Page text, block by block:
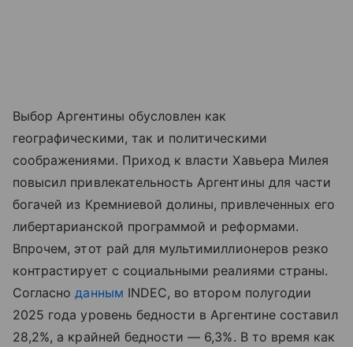
Выбор Аргентины обусловлен как
географическими, так и политическими
соображениями. Приход к власти Хавьера Милея
повысил привлекательность Аргентины для части
богачей из Кремниевой долины, привлеченных его
либертарианской программой и реформами.
Впрочем, этот рай для мультимиллионеров резко
контрастирует с социальными реалиями страны.
Согласноданным INDEC, во втором полугодии
2025 года уровень бедности в Аргентине составил
28,2%, а крайней бедности — 6,3%. В то время как